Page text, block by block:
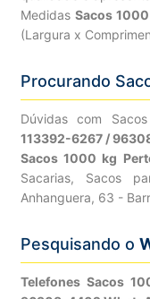
Medidas Sacos
(Largura x
Procurando
Dúvidas com
113392-6267 /
Sacos 1000 kg
Sacarias, Sacos
Anhanguera, 63 -
Pesquisando o
Telefones Sacos